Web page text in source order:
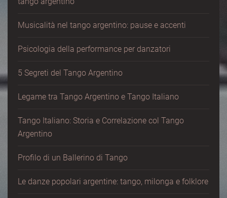
Musicalità nel tango argentino: pause e accenti
Psicologia della performance per danzatori
5 Segreti del Tango Argentino
Legame tra Tango Argentino e Tango Italiano
Tango Italiano: Storia e Correlazione col Tango
Argentino
Profilo di un Ballerino di Tango
Le danze popolari argentine: tango, milonga e folklore